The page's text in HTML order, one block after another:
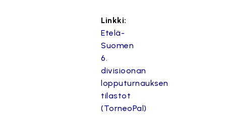
Linkki:
Etelä-
Suomen
6.
divisioonan
lopputurnauksen
tilastot
(TorneoPal)